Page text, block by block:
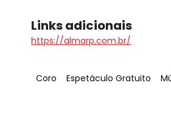
Links adicionais
https://almarp.com.br/
Tag:
Coro Tag:
Espetáculo Gratuito